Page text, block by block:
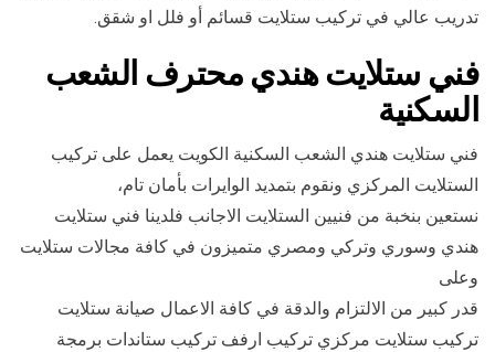
تدريب عالي في تركيب ستلايت قسائم أو فلل او شقق.
فني ستلايت هندي محترف الشعب
السكنية
فني ستلايت هندي الشعب السكنية الكويت يعمل على تركيب
الستلايت المركزي ونقوم بتمديد الوايرات بأمان تام،
نستعين بنخبة من فنيين الستلايت الاجانب فلدينا فني ستلايت
هندي وسوري وتركي ومصري متميزون في كافة مجالات ستلايت
وعلى
قدر كبير من الالتزام والدقة في كافة الاعمال صيانة ستلايت
تركيب ستلايت مركزي تركيب ارفف تركيب ستاندات برمجة